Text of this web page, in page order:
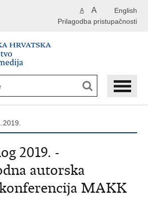
English
A A
Prilagodba pristupačnosti
2019. -
autorska
MAKK